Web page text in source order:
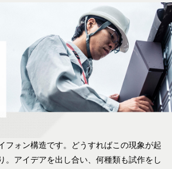
フォン構造です。どうすればこの現象が起
。アイデアを出し合い、何種類も試作をし